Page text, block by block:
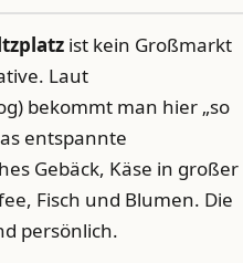
ist kein Großmarkt
Laut
bekommt man hier „so
entspannte
Gebäck, Käse in großer
Fisch und Blumen. Die
persönlich.